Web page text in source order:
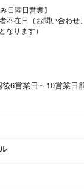
手筋店のみ
不在日（お問い合わせ
なります）
6営業日～10営業日